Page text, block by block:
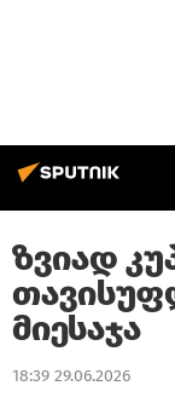
ზვიად
მიესაჯა
18:39 29.06.2026